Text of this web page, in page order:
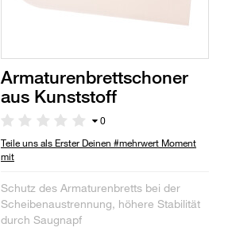
Armaturenbrettschoner
aus Kunststoff
0
Teile uns als Erster Deinen #mehrwert Moment
mit
Schutz des Armaturenbretts bei der
Scheibenaustrennung, höhere Stabilität
durch Saugnapf